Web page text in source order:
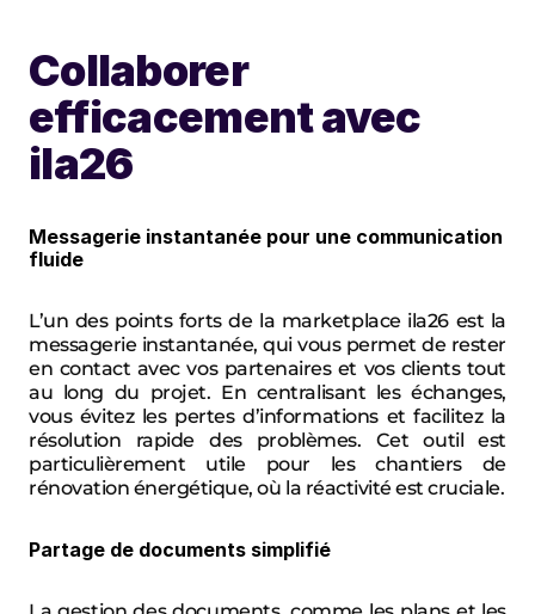
Collaborer
efficacement avec
ila26
Messagerie instantanée pour une communication
fluide
L’un des points forts de la marketplace ila26 est la
messagerie instantanée, qui vous permet de rester
en contact avec vos partenaires et vos clients tout
au long du projet. En centralisant les échanges,
vous évitez les pertes d’informations et facilitez la
résolution rapide des problèmes. Cet outil est
particulièrement utile pour les chantiers de
rénovation énergétique, où la réactivité est cruciale.
Partage de documents simplifié